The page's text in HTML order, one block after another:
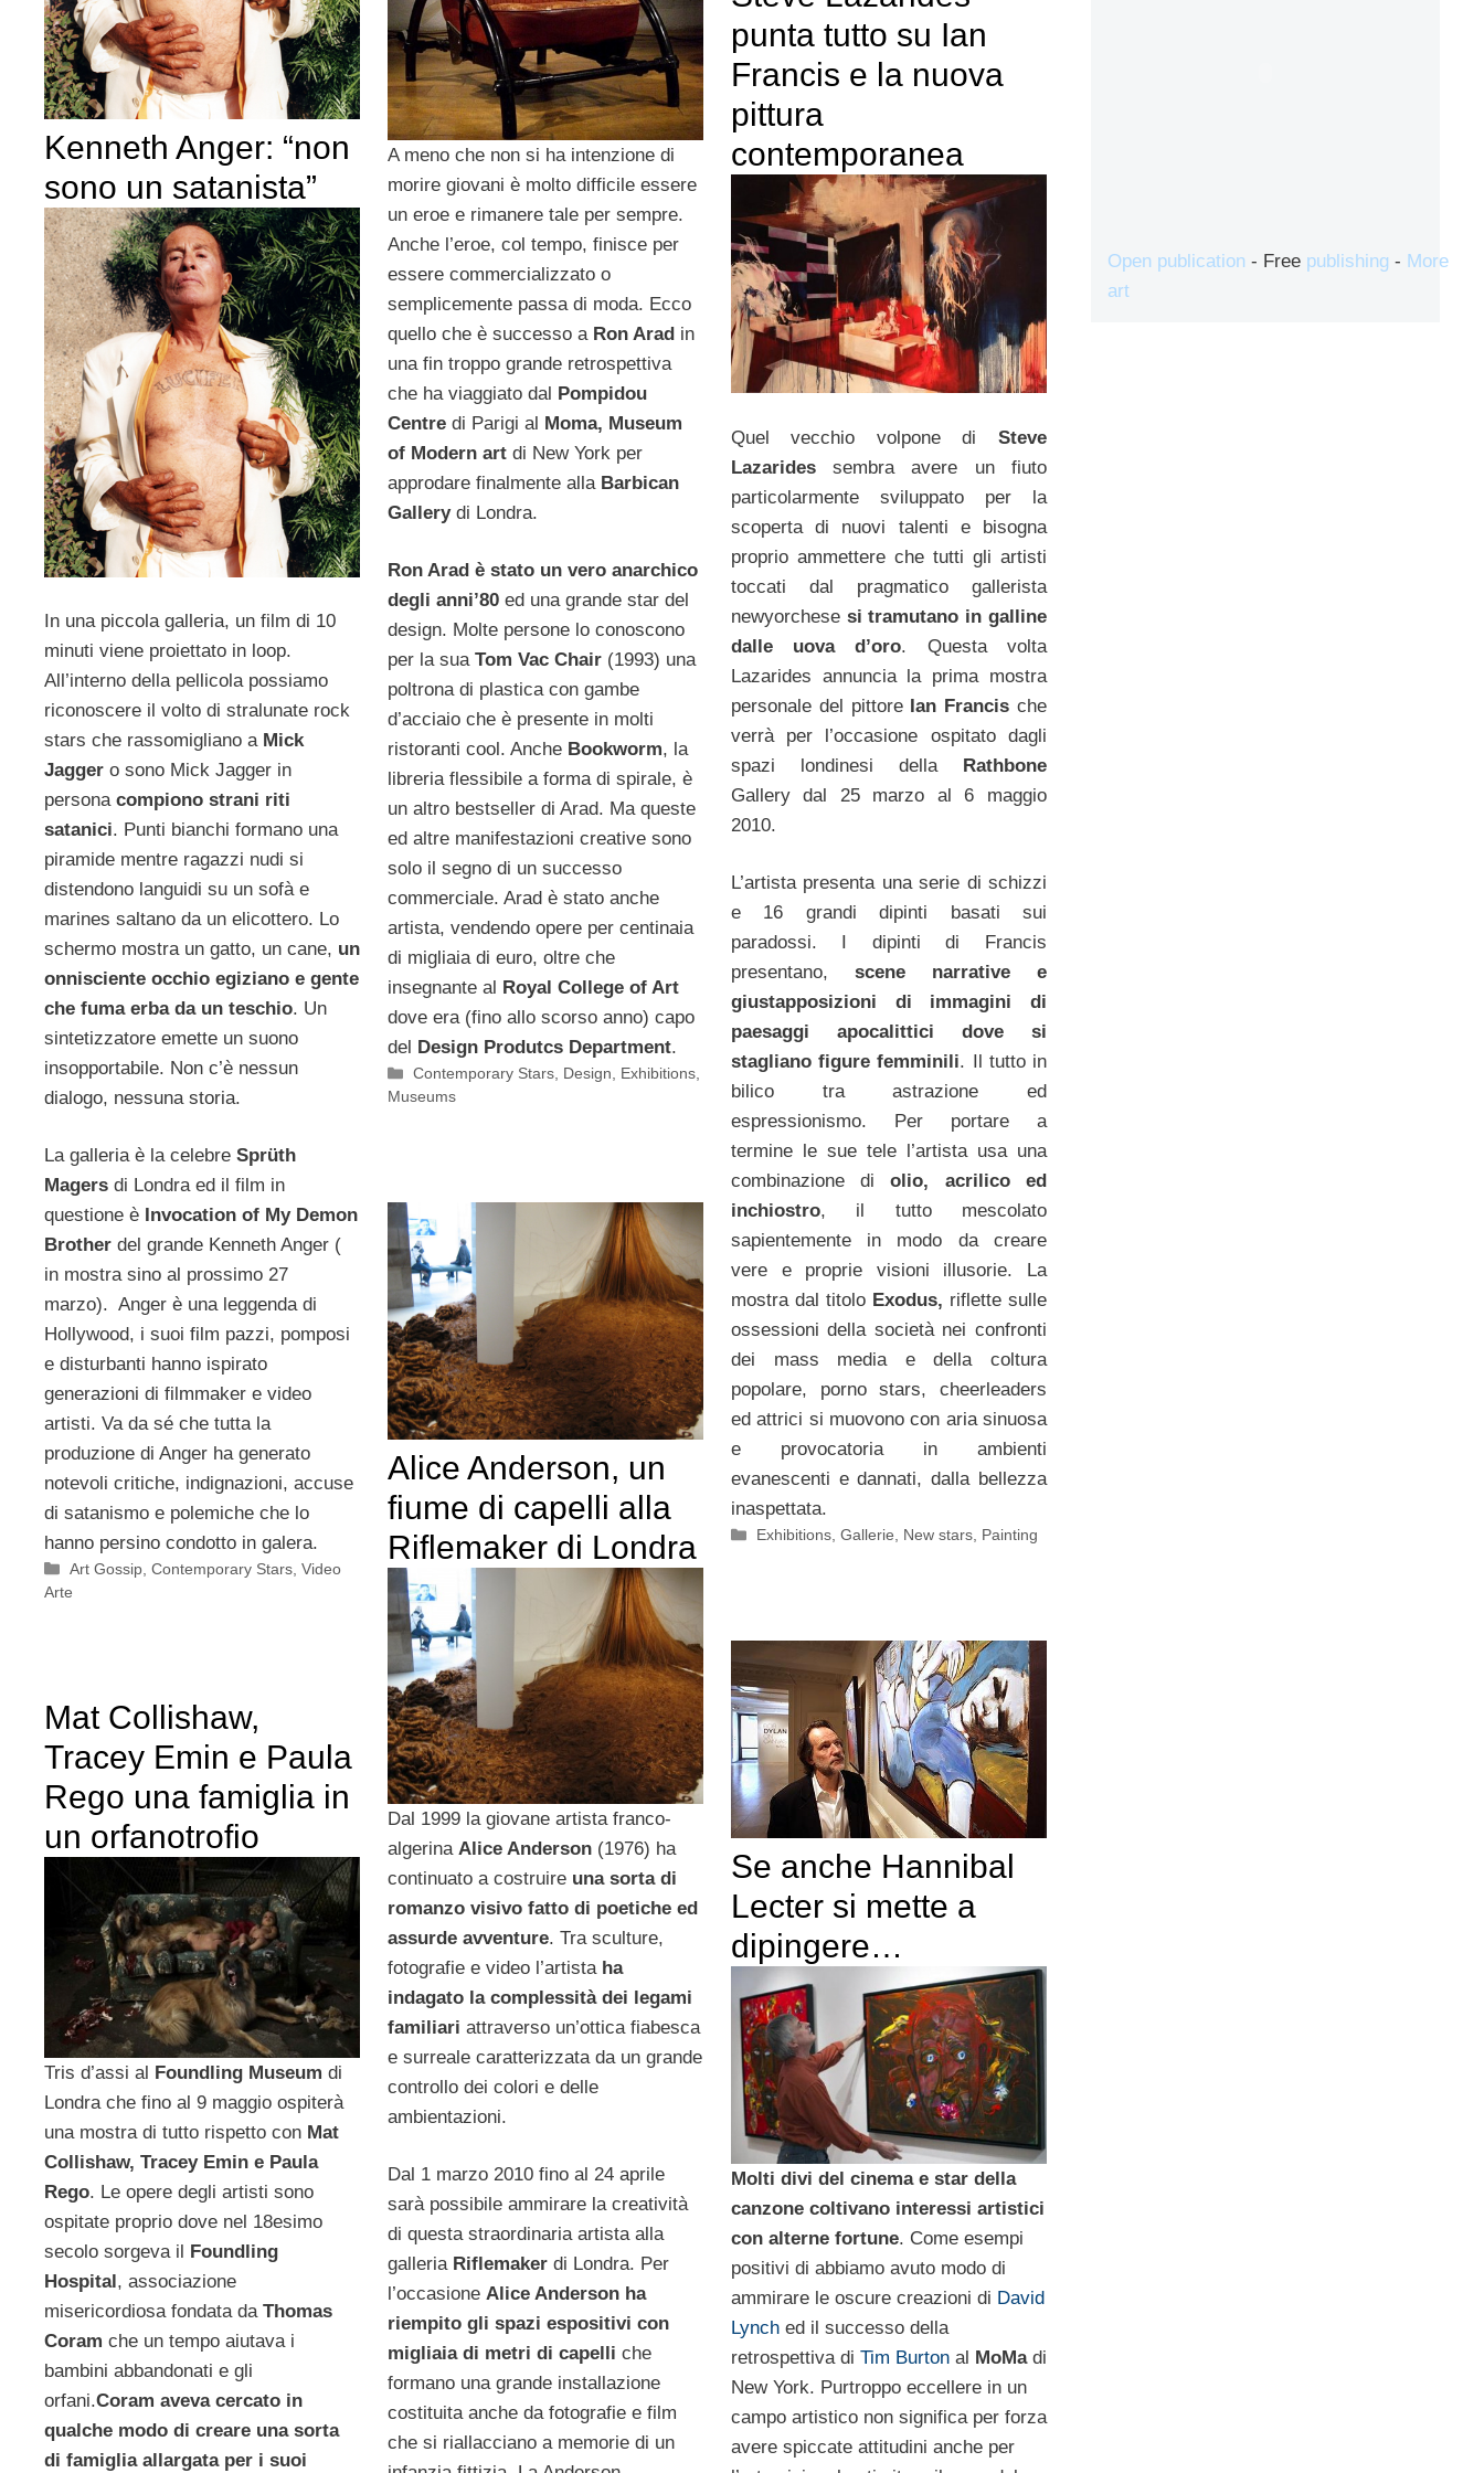
Kenneth Anger: “non
sono un satanista”
In una piccola galleria, un film di 10
minuti viene proiettato in loop.
All’interno della pellicola possiamo
riconoscere il volto di stralunate rock
stars che rassomigliano a Mick
Jagger o sono Mick Jagger in
persona compiono strani riti
satanici. Punti bianchi formano una
piramide mentre ragazzi nudi si
distendono languidi su un sofà e
marines saltano da un elicottero. Lo
schermo mostra un gatto, un cane, un
onnisciente occhio egiziano e gente
che fuma erba da un teschio. Un
sintetizzatore emette un suono
insopportabile. Non c’è nessun
dialogo, nessuna storia.
La galleria è la celebre Sprüth
Magers di Londra ed il film in
questione è Invocation of My Demon
Brother del grande Kenneth Anger (
in mostra sino al prossimo 27
marzo). Anger è una leggenda di
Hollywood, i suoi film pazzi, pomposi
e disturbanti hanno ispirato
generazioni di filmmaker e video
artisti. Va da sé che tutta la
produzione di Anger ha generato
notevoli critiche, indignazioni, accuse
di satanismo e polemiche che lo
hanno persino condotto in galera.
Categorie
Art Gossip ,Contemporary Stars ,Video
Arte
A meno che non si ha intenzione di
morire giovani è molto difficile essere
un eroe e rimanere tale per sempre.
Anche l’eroe, col tempo, finisce per
essere commercializzato o
semplicemente passa di moda. Ecco
quello che è successo a Ron Aradin
una fin troppo grande retrospettiva
che ha viaggiato dal Pompidou
Centre di Parigi al Moma, Museum
of Modern artdi New York per
approdare finalmente alla Barbican
Gallery di Londra.
Ron Arad è stato un vero anarchico
degli anni’80 ed una grande star del
design. Molte persone lo conoscono
per la sua Tom Vac Chair (1993) una
poltrona di plastica con gambe
d’acciaio che è presente in molti
ristoranti cool. Anche Bookworm, la
libreria flessibile a forma di spirale, è
un altro bestseller di Arad. Ma queste
ed altre manifestazioni creative sono
solo il segno di un successo
commerciale. Arad è stato anche
artista, vendendo opere per centinaia
di migliaia di euro, oltre che
insegnante al Royal College of Art
dove era (fino allo scorso anno) capo
del
Design Produtcs Department.
Categorie
Contemporary Stars Design Exhibitions
Museums
punta tutto su Ian
Francis e la nuova
pittura
contemporanea
Quel vecchio volpone di Steve
Lazaridessembra avere un fiuto
particolarmente sviluppato per la
scoperta di nuovi talenti e bisogna
proprio ammettere che tutti gli artisti
toccati dal pragmatico gallerista
newyorchese si tramutano in galline
dalle uova d’oro. Questa volta
Lazarides annuncia la prima mostra
personale del pittore Ian Francis che
verrà per l’occasione ospitato dagli
spazi londinesi della Rathbone
Gallery dal 25 marzo al 6 maggio
2010.
L’artista presenta una serie di schizzi
e 16 grandi dipinti basati sui
paradossi. I dipinti di Francis
presentano, scene narrative e
giustapposizioni di immagini di
paesaggi apocalittici dove si
stagliano figure femminili. Il tutto in
bilico tra astrazione ed
espressionismo. Per portare a
termine le sue tele l’artista usa una
combinazione diolio, acrilico ed
inchiostro, il tutto mescolato
sapientemente in modo da creare
vere e proprie visioni illusorie. La
mostra dal titolo Exodus, riflette sulle
ossessioni della società nei confronti
dei mass media e della coltura
popolare, porno stars, cheerleaders
ed attrici si muovono con aria sinuosa
e provocatoria in ambienti
evanescenti e dannati, dalla bellezza
inaspettata.
Categorie
Exhibitions,Gallerie, New stars, Painting
Alice Anderson, un
fiume di capelli alla
Riflemaker di Londra
Dal 1999 la giovane artista franco-
algerina Alice Anderson(1976) ha
continuato a costruire una sorta di
romanzo visivo fatto di poetiche ed
assurde avventure. Tra sculture,
fotografie e video l’artista ha
indagato la complessità dei legami
familiari attraverso un’ottica fiabesca
e surreale caratterizzata da un grande
controllo dei colori e delle
ambientazioni.
Dal 1 marzo 2010 fino al 24 aprile
sarà possibile ammirare la creatività
di questa straordinaria artista alla
galleria Riflemakerdi Londra. Per
l’occasione Alice Anderson ha
riempito gli spazi espositivi con
migliaia di metri di capelli che
formano una grande installazione
costituita anche da fotografie e film
che si riallacciano a memorie di un
Se anche Hannibal
Lecter si mette a
dipingere…
Molti divi del cinema e star della
canzone coltivano interessi artistici
con alterne fortune. Come esempi
positivi di abbiamo avuto modo di
ammirare le oscure creazioni di David
Lynched il successo della
retrospettiva di Tim Burtonal MoMadi
New York. Purtroppo eccellere in un
campo artistico non significa per forza
avere spiccate attitudini anche per
Mat Collishaw,
Tracey Emin e Paula
Rego una famiglia in
un orfanotrofio
Tris d’assi al Foundling Museum di
Londra che fino al 9 maggio ospiterà
una mostra di tutto rispetto con Mat
Collishaw, Tracey Emin e Paula
Rego. Le opere degli artisti sono
ospitate proprio dove nel 18esimo
secolo sorgeva il Foundling
Hospital, associazione
misericordiosa fondata da Thomas
Coram che un tempo aiutava i
bambini abbandonati e gli
orfani.Coram aveva cercato in
qualche modo di creare una sorta
di famiglia allargata per i suoi
Open publication - Free publishing - More
art